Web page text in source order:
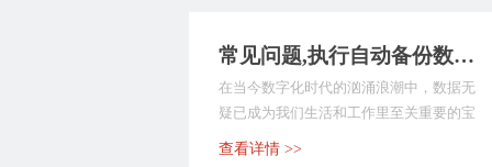
常见问题,执行自动备份数据的工具哪个好？这9款备份软件值得尝试，快快收藏起来！
在当今数字化时代的汹涌浪潮中，数据无
疑已成为我们生活和工作里至关重要的宝
贵财富。无论是个人...
查看详情 >>